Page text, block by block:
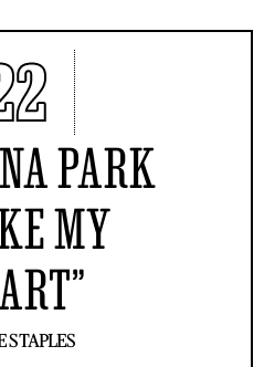
PARK
MY
STAPLES